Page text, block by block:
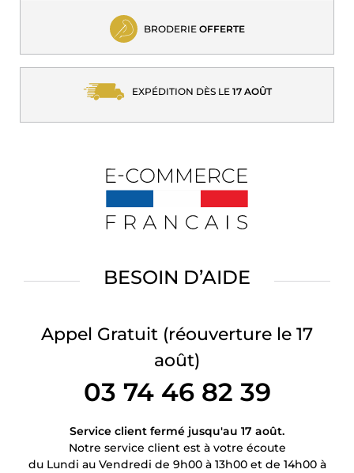
BRODERIE OFFERTE
EXPÉDITION DÈS LE 17 AOÛT
BESOIN D’AIDE
Appel Gratuit (réouverture le 17
août)
03 74 46 82 39
Service client fermé jusqu'au 17 août.
Notre service client est à votre écoute
du Lundi au Vendredi de 9h00 à 13h00 et de 14h00 à